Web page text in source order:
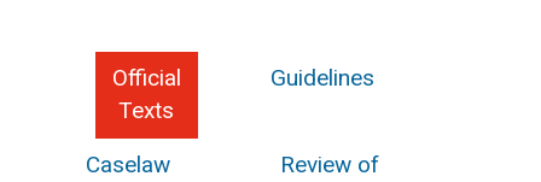
Official
Texts
Guidelines
Caselaw
Review of